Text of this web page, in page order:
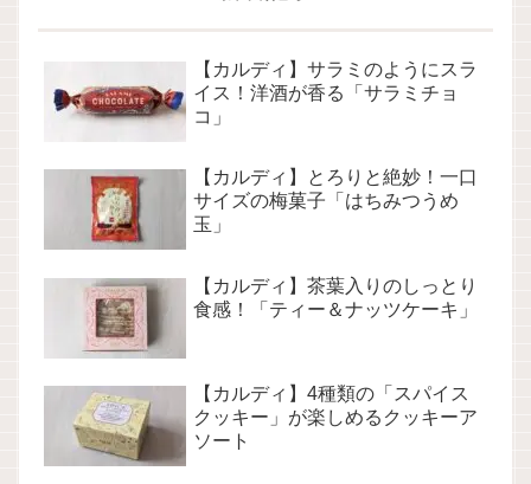
【カルディ】サラミのようにスラ
イス！洋酒が香る「サラミチョ
コ」
【カルディ】とろりと絶妙！一口
サイズの梅菓子「はちみつうめ
玉」
【カルディ】茶葉入りのしっとり
食感！「ティー＆ナッツケーキ」
【カルディ】4種類の「スパイス
クッキー」が楽しめるクッキーア
ソート